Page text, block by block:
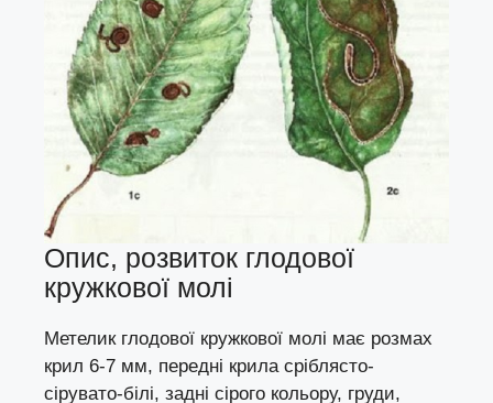
Опис, розвиток глодової
кружкової молі
Метелик глодової кружкової молі має розмах
крил 6-7 мм, передні крила сріблясто-
сірувато-білі, задні сірого кольору, груди,